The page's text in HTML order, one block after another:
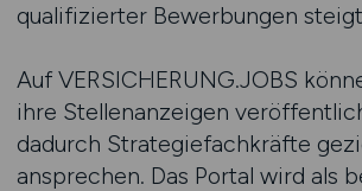
qualifizierter Bewerbungen
Auf VERSICHERUNG.JOBS
ihre Stellenanzeigen
dadurch Strategiefachkräfte
ansprechen. Das Portal wird als